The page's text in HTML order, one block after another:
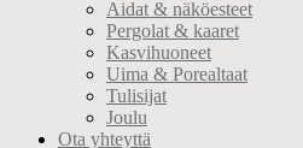
Aidat & näköesteet
Pergolat & kaaret
Kasvihuoneet
Uima & Porealtaat
Tulisijat
Joulu
Ota yhteyttä